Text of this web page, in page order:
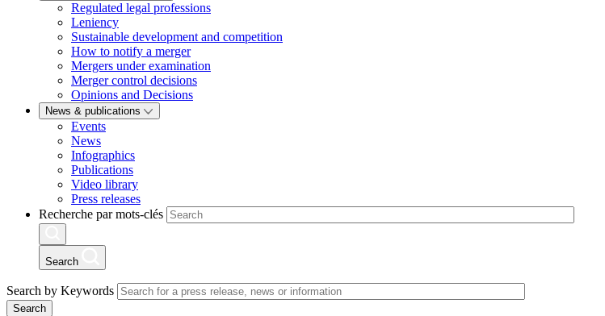
Regulated legal professions
Leniency
Sustainable development and competition
How to notify a merger
Mergers under examination
Merger control decisions
Opinions and Decisions
News & publications
Events
News
Infographics
Publications
Video library
Press releases
Recherche par mots-clés
Search
Search by Keywords
Search